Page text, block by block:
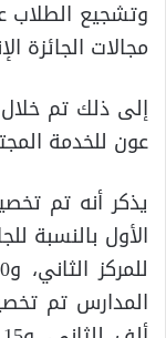
وتشجيع الطلاب
مجالات الجائزة
إلى ذلك تم
عون للخدمة